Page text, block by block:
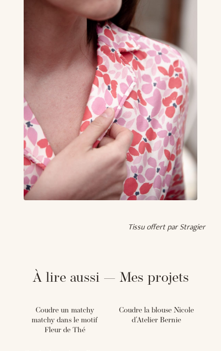
Tissu offert par Stragier
À lire aussi — Mes projets
Coudre un matchy
matchy dans le motif
Fleur de Thé
Coudre la blouse Nicole
d'Atelier Bernie